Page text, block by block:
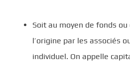
Soit au moyen de fonds
l’origine par les associés
individuel. On appelle